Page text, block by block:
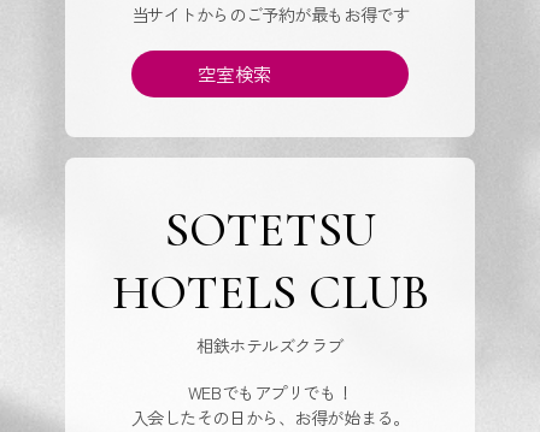
当サイトからのご予約が最もお得です
空室検索
SOTETSU
HOTELS CLUB
相鉄ホテルズクラブ
WEBでもアプリでも！
入会したその日から、お得が始まる。